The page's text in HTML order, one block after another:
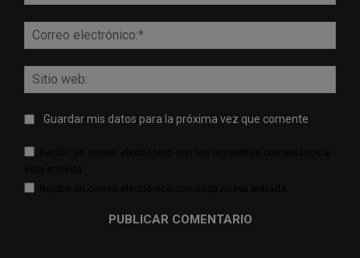
Guardar mis datos para la próxima vez que comente